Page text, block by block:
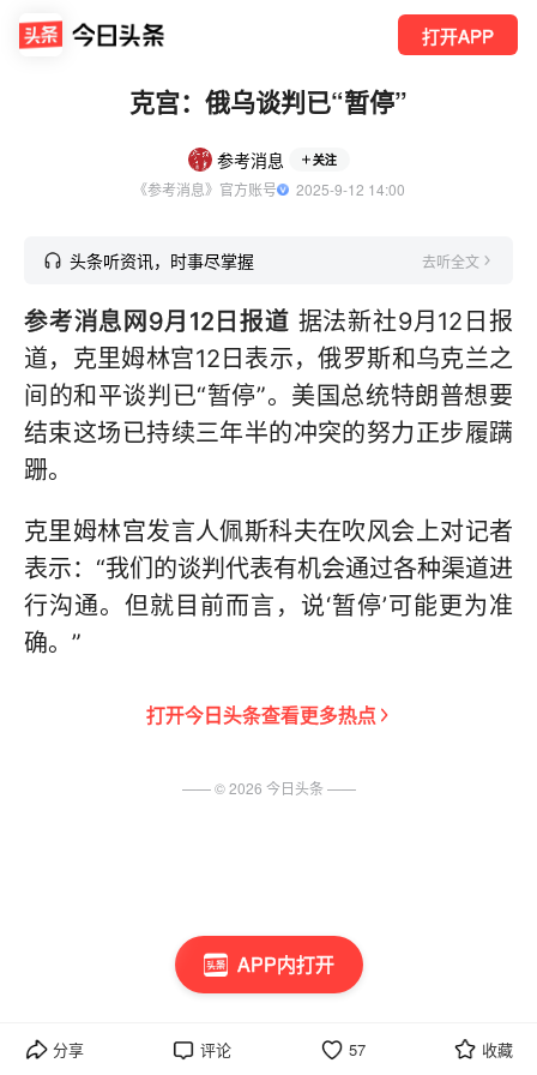
打开APP
APP内打开
克宫：俄乌谈判已“暂停”
参考消息 关注
《参考消息》官方账号
  2025-9-12 14:00
头条听资讯，时事尽掌握 去听全文
参考消息网9月12日报道 据法新社9月12日报
道，克里姆林宫12日表示，俄罗斯和乌克兰之
间的和平谈判已“暂停”。美国总统特朗普想要
结束这场已持续三年半的冲突的努力正步履蹒
跚。
克里姆林宫发言人佩斯科夫在吹风会上对记者
表示：“我们的谈判代表有机会通过各种渠道进
行沟通。但就目前而言，说‘暂停’可能更为准
确。”
打开今日头条查看更多热点
分享 评论 57 收藏
—— ©2026 今日头条 ——